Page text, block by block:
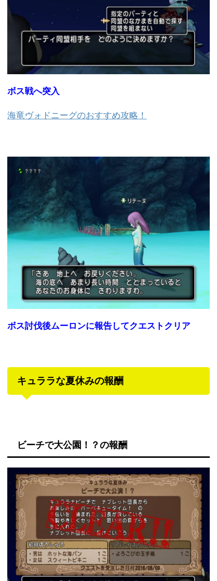
ボス戦へ突入
海竜ヴォドニーグのおすすめ攻略！
ボス討伐後ムーロンに報告してクエストクリア
キュララな夏休みの報酬
ビーチで大公園！？の報酬